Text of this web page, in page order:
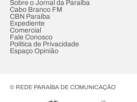
Sobre o Jornal da Paraíba
Cabo Branco FM
CBN Paraíba
Expediente
Comercial
Fale Conosco
Política de Privacidade
Espaço Opinião
© REDE PARAÍBA DE COMUNICAÇÃO